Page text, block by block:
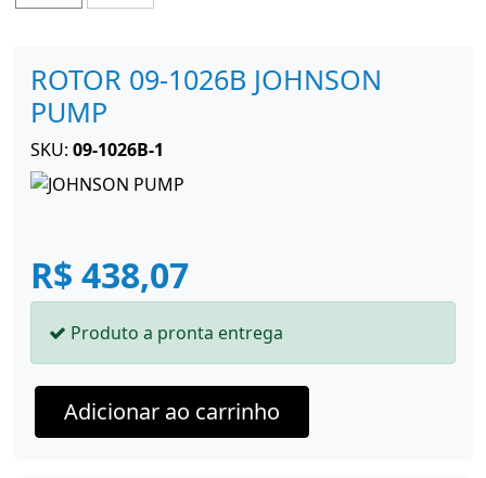
ROTOR 09-1026B JOHNSON
PUMP
SKU: 09-1026B-1
R$ 438,07
Produto a pronta entrega
Adicionar ao carrinho